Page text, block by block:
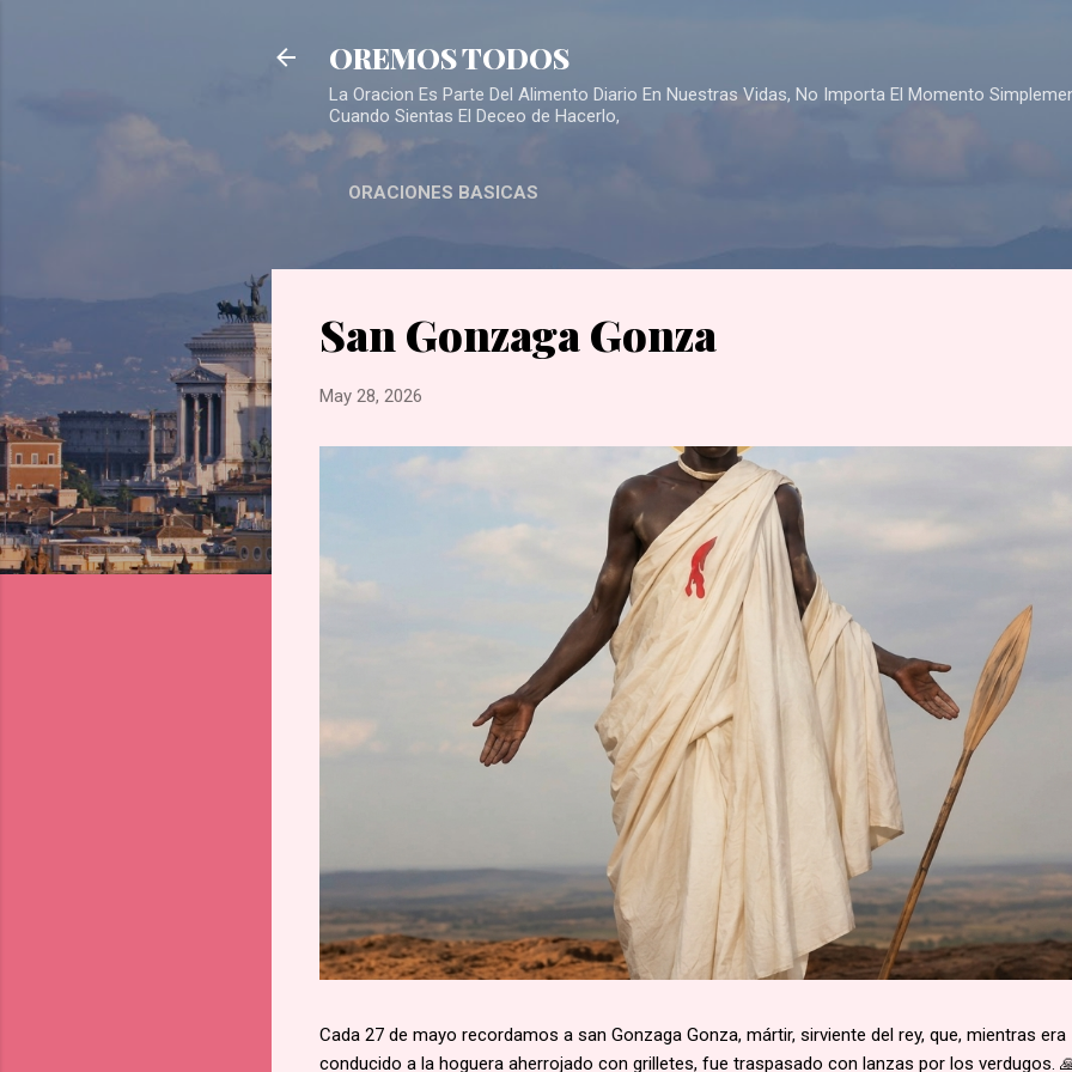
OREMOS TODOS
La Oracion Es Parte Del Alimento Diario En Nuestras Vidas, No Importa El Momento
Cuando Sientas El Deceo de Hacerlo,
ORACIONES BASICAS
San Gonzaga Gonza
May 28, 2026
Cada 27 de mayo recordamos a san Gonzaga Gonza, mártir, sirviente del rey, que, mientras era
conducido a la hoguera aherrojado con grilletes, fue traspasado con lanzas por los verdugos.